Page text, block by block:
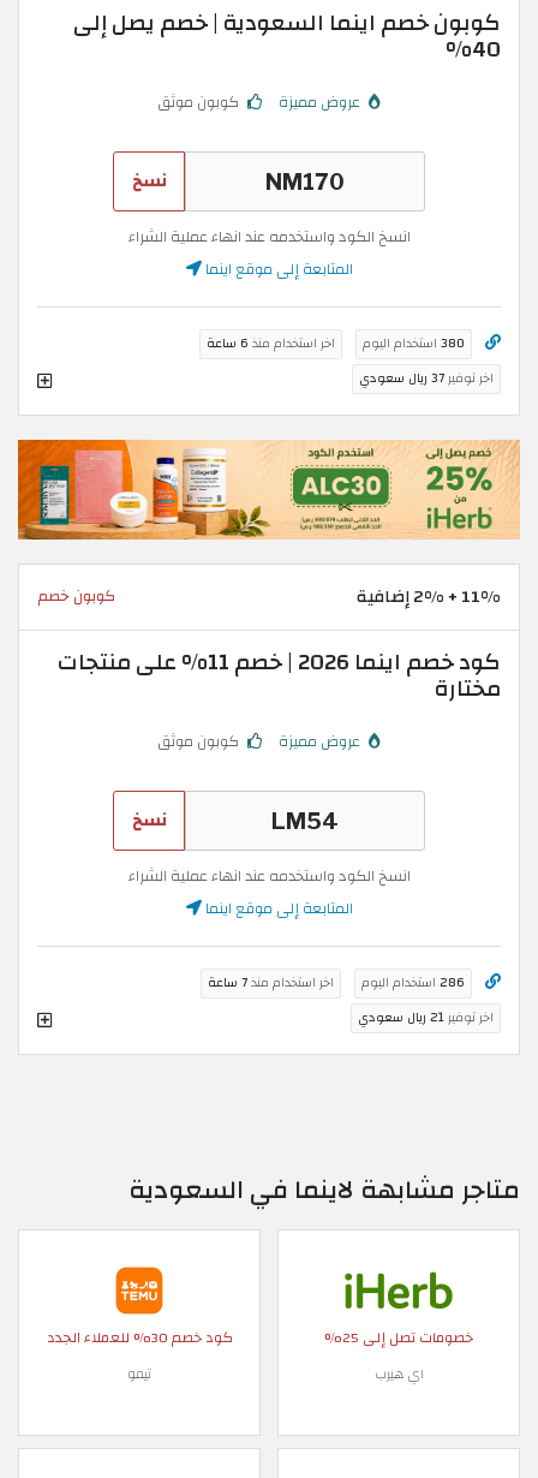
كوبون خصم اينما السعودية | خصم يصل إلى
40%
عروض مميزة كوبون موثق
نسخ
انسخ الكود واستخدمه عند انهاء عملية الشراء
المتابعة إلى موقع اينما
380 استخدام اليوم اخر استخدام منذ 6 ساعة
اخر توفير37 ريال سعودي
11% + 2% إضافية كوبون خصم
كود خصم اينما 2026 | خصم 11% على منتجات
مختارة
عروض مميزة كوبون موثق
نسخ
انسخ الكود واستخدمه عند انهاء عملية الشراء
المتابعة إلى موقع اينما
286 استخدام اليوم اخر استخدام منذ7 ساعة
اخر توفير21 ريال سعودي
متاجر مشابهة لاينما في السعودية
خصومات تصل إلى 25%
اي هيرب
كود خصم 30% للعملاء الجدد
تيمو